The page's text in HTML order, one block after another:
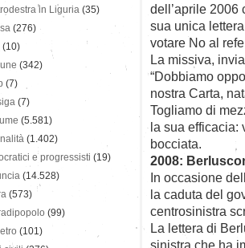
dell’aprile 2006
sua unica
votare No al
La missiva,
“Dobbiamo
nostra Carta,
Togliamo di
la sua efficacia:
bocciata.
2008:
In occasione
la caduta del
centrosinistra
La lettera di
sinistra che ha
in Liguria (35)
(276)
(10)
(342)
(7)
(7)
(5.581)
(1.402)
e progressisti (19)
(14.528)
(573)
(99)
(101)